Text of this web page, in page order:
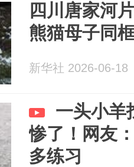
四川唐家河
熊猫母子同
新华社 2026-06-18
一头小羊
惨了！网友
多练习